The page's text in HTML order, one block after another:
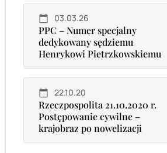
03.03.26
PPC – Numer specjalny
dedykowany sędziemu
Henrykowi Pietrzkowskiemu
22.10.20
Rzeczpospolita 21.10.2020 r.
Postępowanie cywilne –
krajobraz po nowelizacji